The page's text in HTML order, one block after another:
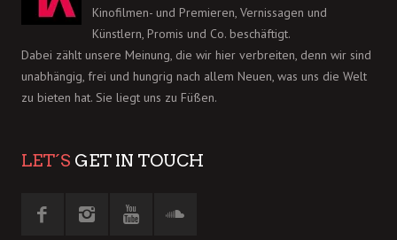
Kinofilmen- und Premieren, Vernissagen und
Künstlern, Promis und Co. beschäftigt.
Dabei zählt unsere Meinung, die wir hier verbreiten, denn wir sind
unabhängig, frei und hungrig nach allem Neuen, was uns die Welt
zu bieten hat. Sie liegt uns zu Füßen.
LET´S GET IN TOUCH